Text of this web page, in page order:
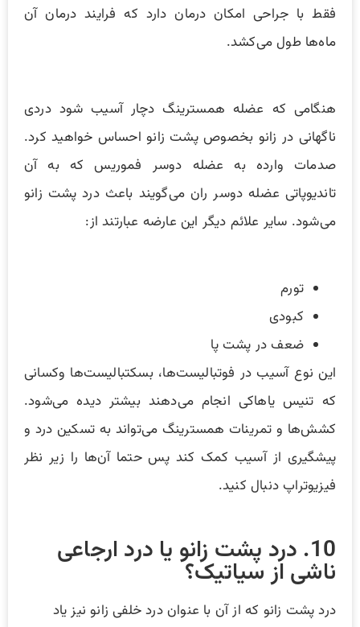
فقط با جراحی امکان درمان دارد که فرایند درمان آن
ماه‌ها طول می‌کشد.
هنگامی که عضله همسترینگ دچار آسیب شود دردی
ناگهانی در زانو بخصوص پشت زانو احساس خواهید کرد.
صدمات وارده به عضله دوسر فموریس که به آن
تاندیوپاتی عضله دوسر ران می‌گویند باعث درد پشت زانو
می‌شود. سایر علائم دیگر این عارضه عبارتند از:
تورم
کبودی
ضعف در پشت پا
این نوع آسیب در فوتبالیست‌ها، بسکتبالیست‌ها وکسانی
که تنیس یا‌هاکی انجام می‌دهند بیشتر دیده می‌شود.
کشش‌ها و تمرینات همسترینگ می‌تواند به تسکین درد و
پیشگیری از آسیب کمک کند پس حتما آن‌ها را زیر نظر
فیزیوتراپ دنبال کنید.
10. درد پشت زانو یا درد ارجاعی
ناشی از سیاتیک؟
درد پشت زانو که از آن با عنوان درد خلفی زانو نیز یاد